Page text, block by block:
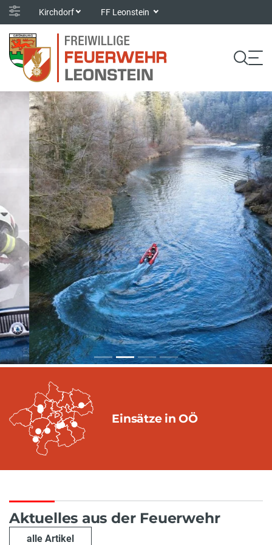
Kirchdorf FF Leonstein
Einsätze in OÖ
Aktuelles aus der Feuerwehr
alle Artikel